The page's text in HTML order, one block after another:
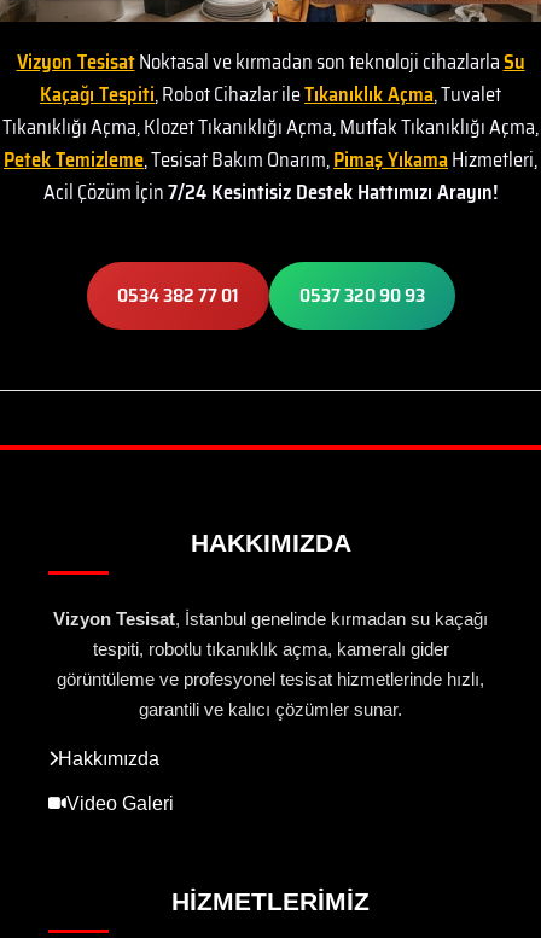
Vizyon TesisatNoktasal ve kırmadan son teknoloji cihazlarlaSu
Kaçağı Tespiti, Robot Cihazlar ileTıkanıklık Açma, Tuvalet
Tıkanıklığı Açma, Klozet Tıkanıklığı Açma, Mutfak Tıkanıklığı Açma,
Petek Temizleme, Tesisat Bakım Onarım,Pimaş YıkamaHizmetleri,
Acil Çözüm İçin7/24 Kesintisiz Destek Hattımızı Arayın!
0534 382 77 01 0537 320 90 93
HAKKIMIZDA
Vizyon Tesisat, İstanbul genelinde kırmadan su kaçağı
tespiti, robotlu tıkanıklık açma, kameralı gider
görüntüleme ve profesyonel tesisat hizmetlerinde hızlı,
garantili ve kalıcı çözümler sunar.
Hakkımızda
Video Galeri
HIZMETLERIMIZ